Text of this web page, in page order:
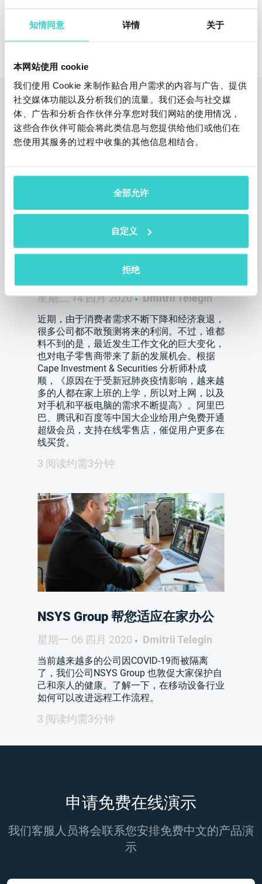
知情同意 详情 关于
本网站使用 cookie
我们使用 Cookie 来制作贴合用户需求的内容与广告、提供
社交媒体功能以及分析我们的流量。我们还会与社交媒
体、广告和分析合作伙伴分享您对我们网站的使用情况，
这些合作伙伴可能会将此类信息与您提供给他们或他们在
您使用其服务的过程中收集的其他信息相结合。
全部允许
自定义
拒绝
您也可以阅读
和平板电脑的需求？
星期二 14 四月 2020 Dmitrii Telegin
近期，由于消费者需求不断下降和经济衰退，
很多公司都不敢预测将来的利润。不过，谁都
料不到的是，最近发生工作文化的巨大变化，
也对电子零售商带来了新的发展机会。根据
Cape Investment & Securities 分析师朴成
顺，《原因在于受新冠肺炎疫情影响，越来越
多的人都在家上班的上学，所以对上网，以及
对手机和平板电脑的需求不断提高》。阿里巴
巴、腾讯和百度等中国大企业给用户免费开通
超级会员，支持在线零售店，催促用户更多在
线买货。
3 阅读约需3分钟
NSYS Group 帮您适应在家办公
星期一 06 四月 2020 Dmitrii Telegin
当前越来越多的公司因COVID-19而被隔离
了，我们公司NSYS Group 也敦促大家保护自
己和亲人的健康。了解一下，在移动设备行业
如何可以改进远程工作流程。
3 阅读约需3分钟
申请免费在线演示
我们客服人员将会联系您安排免费中文的产品演
示